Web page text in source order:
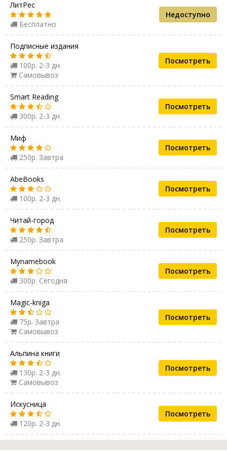
ЛитРес
Бесплатно
Недоступно
Подписные издания
100р. 2-3 дн.
Самовывоз
Посмотреть
Smart Reading
300р. 2-3 дн.
Посмотреть
Миф
250р. Завтра
Посмотреть
AbeBooks
100р. 2-3 дн.
Посмотреть
Читай-город
250р. Завтра
Посмотреть
Mynamebook
300р. Сегодня
Посмотреть
Magic-kniga
75р. Завтра
Самовывоз
Посмотреть
Альпина книги
130р. 2-3 дн.
Самовывоз
Посмотреть
Искусница
120р. 2-3 дн.
Посмотреть